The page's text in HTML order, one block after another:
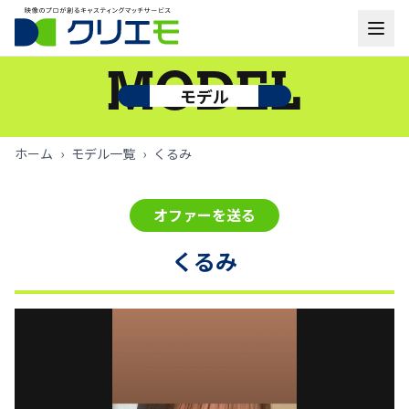
モデル一覧
よくあるご質問
モデル
MODEL
ホーム › モデル一覧 › くるみ
くるみ
オファーを送る